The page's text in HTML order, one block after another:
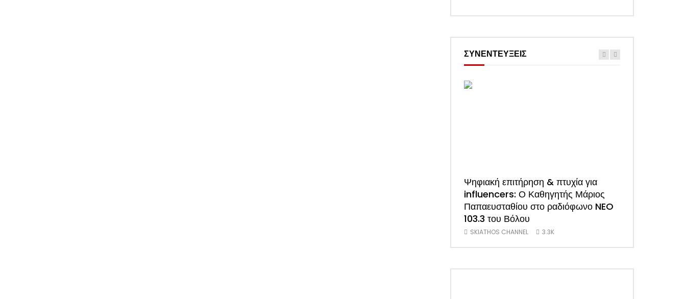
ΣΥΝΕΝΤΕΥΞΕΙΣ
Ψηφιακή επιτήρηση & πτυχία για
influencers: Ο Καθηγητής Μάριος
Παπαευσταθίου στο ραδιόφωνο NEO
103.3 του Βόλου
SKIATHOS CHANNEL 3.3K